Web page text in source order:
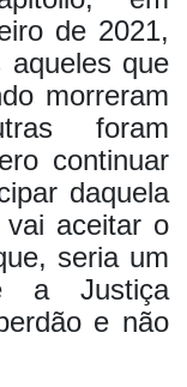
de 2021,
que
morreram
foram
continuar
daquela
aceitar o
seria um
a Justiça
e não